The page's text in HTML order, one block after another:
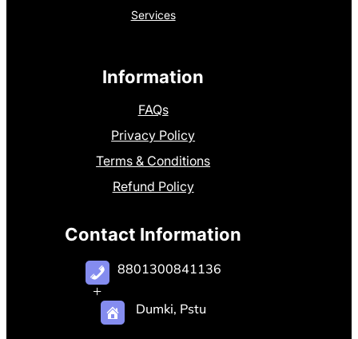
Services
Information
FAQs
Privacy Policy
Terms & Conditions
Refund Policy
Contact Information
+
8801300841136
Dumki, Pstu